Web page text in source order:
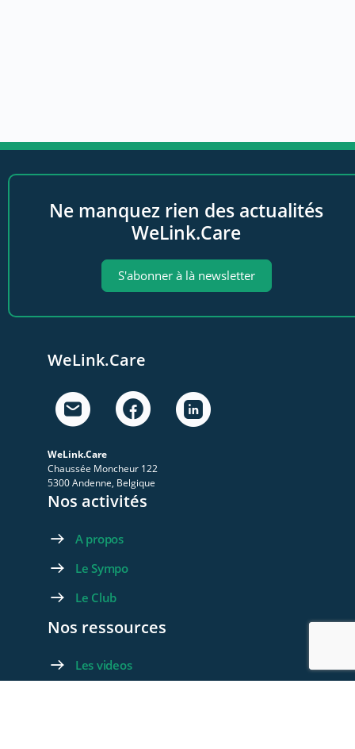
Ne manquez rien des actualités
WeLink.Care
S'abonner à là newsletter
WeLink.Care
WeLink.Care
Chaussée Moncheur 122
5300 Andenne, Belgique
Nos activités
A propos
Le Sympo
Le Club
Nos ressources
Les videos